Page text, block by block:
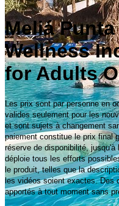
Meliá
Wellness
for Adults
Les prix sont par personne en
valides seulement pour les
et sont sujets à changement
paiement constitue le prix final
réserve de disponibilité,
déploie tous les efforts
le produit, telles que la
les vidéos soient exactes. Des
apportés à tout moment sans